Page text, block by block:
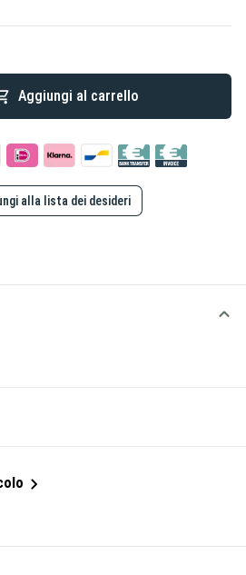
Aggiungi al carrello
alla lista dei desideri